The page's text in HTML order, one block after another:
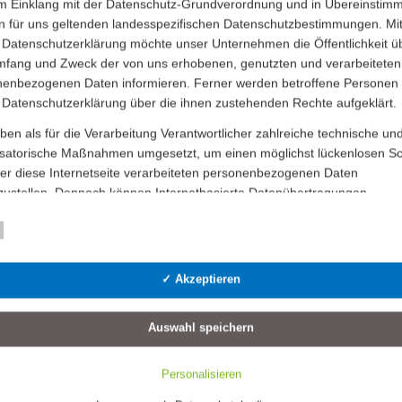
Einklang mit der Datenschutz-Grundverordnung und in
für uns geltenden landesspezifischen Datenschutzbestimmungen.
möchte unser Unternehmen die Öffentlichkeit
und Zweck der von uns erhobenen, genutzten und verarbeiteten
Daten informieren. Ferner werden betroffene Personen
über die ihnen zustehenden Rechte aufgeklärt.
als für die Verarbeitung Verantwortlicher zahlreiche technische und
Maßnahmen umgesetzt, um einen möglichst lückenlosen
diese Internetseite verarbeiteten personenbezogenen Daten
Dennoch können Internetbasierte Datenübertragungen
werden kann. Aus diesem Grund steht es jeder betroffenen
beruht auf den Begrifflichkeiten, die durch den
Richtlinien- und Verordnungsgeber beim Erlass der
✓ Akzeptieren
Auswahl speichern
Personalisieren